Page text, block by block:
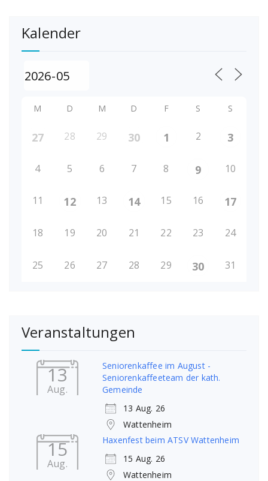
Kalender
M D M D F S S
27 28 29 30 1 2 3
4 5 6 7 8 9 10
11 12 13 14 15 16 17
18 19 20 21 22 23 24
25 26 27 28 29 30 31
Veranstaltungen
13
Aug.
Seniorenkaffee im August -
Seniorenkaffeeteam der kath.
Gemeinde
13 Aug. 26
Wattenheim
15
Aug.
Haxenfest beim ATSV Wattenheim
15 Aug. 26
Wattenheim